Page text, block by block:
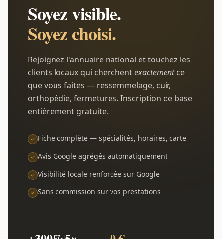
Soyez visible.
Soyez choisi.
Rejoignez l'annuaire national et touchez les
clients locaux qui cherchentexactementce
que vous faites — ressemmelage, cuir,
orthopédie, fermetures. Inscription de base
entièrement gratuite.
Fiche complète — spécialités, horaires, carte
Avis Google agrégés automatiquement
Visibilité locale renforcée sur Google
Sans commission sur vos prestations